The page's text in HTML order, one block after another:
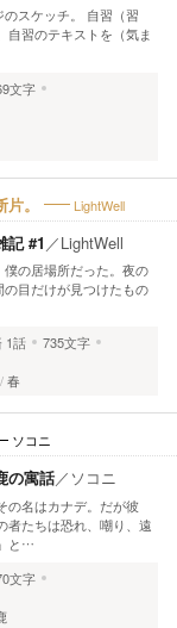
スケッチ。 自習（習
習のテキストを（気ま
文字
。 LightWell
記 #1 ／LightWell
の居場所だった。夜の
目だけが見つけたもの
1話
735文字
春
ソコニ
の寓話／ ソコニ
の名はカナデ。だが彼
者たちは恐れ、嘲り、遠
と…
文字